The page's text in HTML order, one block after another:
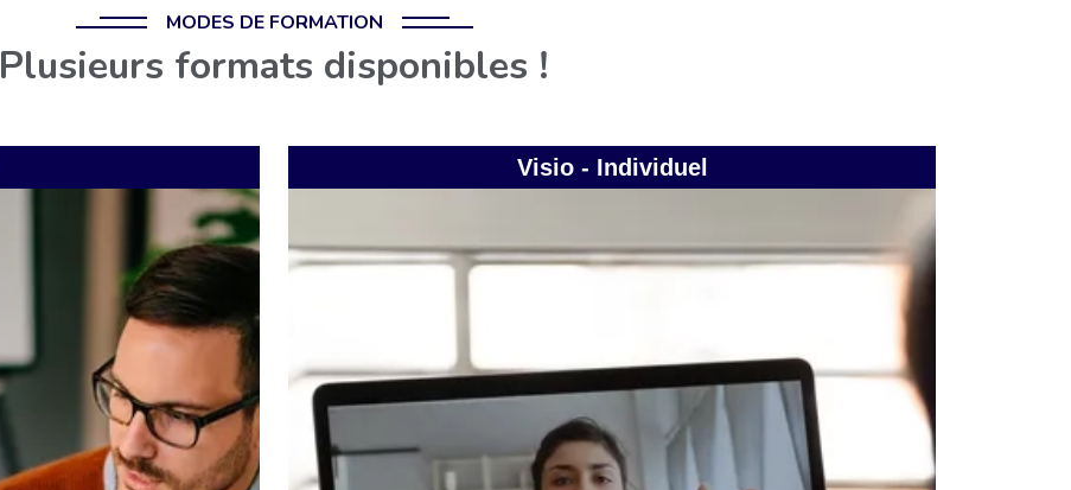
MODES DE FORMATION
Plusieurs formats disponibles !
Visio - Individuel